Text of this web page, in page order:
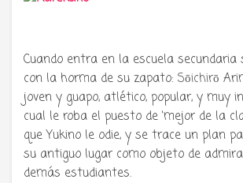
Cuando entra en la escuela secundaria
con la horma de su zapato: Sōichirō
joven y guapo, atlético, popular, y muy
cual le roba el puesto de ‘mejor de la
que Yukino le odie, y se trace un plan
su antiguo lugar como objeto de
demás estudiantes.